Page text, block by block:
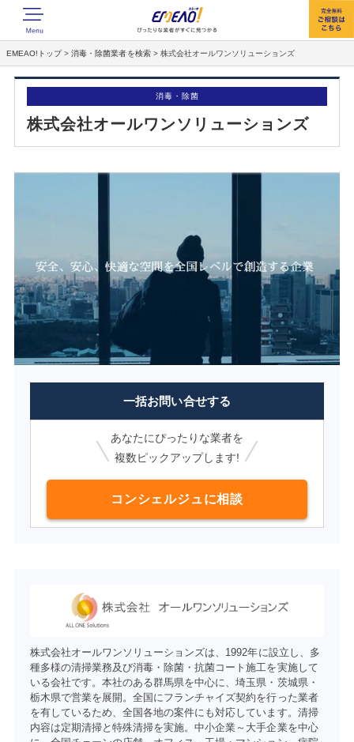
EMEAO!トップ >消毒・除菌業者を検索 > 株式会社オールワンソリューションズ
消毒・除菌
株式会社オールワンソリューションズ
一括お問い合せする
あなたにぴったりな業者を
複数ピックアップします!
コンシェルジュに相談
株式会社オールワンソリューションズは、1992年に設立し、多
種多様の清掃業務及び消毒・除菌・抗菌コート施工を実施して
いる会社です。本社のある群馬県を中心に、埼玉県・茨城県・
栃木県で営業を展開。全国にフランチャイズ契約を行った業者
を有しているため、全国各地の案件にも対応しています。清掃
内容は定期清掃と特殊清掃を実施。中小企業～大手企業を中心